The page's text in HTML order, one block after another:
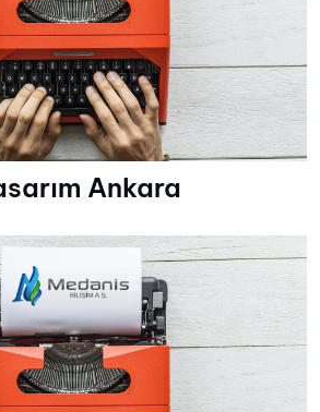
Ankara